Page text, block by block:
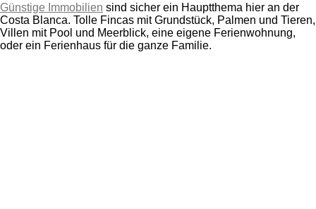
Günstige Immobilien sind sicher ein Hauptthema hier an der
Costa Blanca. Tolle Fincas mit Grundstück, Palmen und Tieren,
Villen mit Pool und Meerblick, eine eigene Ferienwohnung,
oder ein Ferienhaus für die ganze Familie.